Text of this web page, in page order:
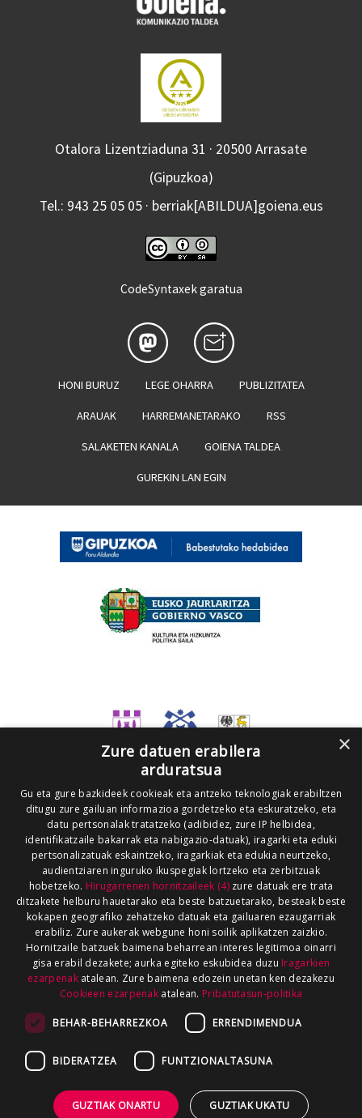
Otalora Lizentziaduna 31 · 20500 Arrasate
(Gipuzkoa)
Tel.: 943 25 05 05 · berriak[ABILDUA]goiena.eus
CodeSyntaxek garatua
HONI BURUZ LEGE OHARRA PUBLIZITATEA
ARAUAK HARREMANETARAKO RSS
SALAKETEN KANALA GOIENA TALDEA
GUREKIN LAN EGIN
×
Zure datuen erabilera
arduratsua
Gu eta gure bazkideek cookieak eta antzeko teknologiak erabiltzen
ditugu zure gailuan informazioa gordetzeko eta eskuratzeko, eta
datu pertsonalak tratatzeko (adibidez, zure IP helbidea,
identifikatzaile bakarrak eta nabigazio-datuak), iragarki eta eduki
pertsonalizatuak eskaintzeko, iragarkiak eta edukia neurtzeko,
audientziaren inguruko ikuspegiak lortzeko eta zerbitzuak
hobetzeko. Hirugarrenen hornitzaileek (4)zure datuak ere trata
ditzakete helburu hauetarako eta beste batzuetarako, besteak beste
kokapen geografiko zehatzeko datuak eta gailuaren ezaugarriak
erabiliz. Zure aukerak webgune honi soilik aplikatzen zaizkio.
Hornitzaile batzuek baimena beharrean interes legitimoa oinarri
gisa erabil dezakete; aurka egiteko eskubidea duzu Iragarkien
ezarpenakatalean. Zure baimena edozein unetan ken dezakezu
Cookieen ezarpenak atalean. Pribatutasun-politika
BEHAR-BEHARREZKOA ERRENDIMENDUA
BIDERATZEA FUNTZIONALTASUNA
GUZTIAK ONARTU GUZTIAK UKATU